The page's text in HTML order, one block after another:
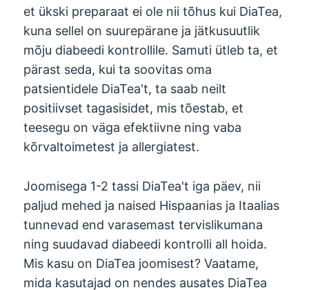
et ükski preparaat ei ole nii tõhus kui DiaTea,
kuna sellel on suurepärane ja jätkusuutlik
mõju diabeedi kontrollile. Samuti ütleb ta, et
pärast seda, kui ta soovitas oma
patsientidele DiaTea't, ta saab neilt
positiivset tagasisidet, mis tõestab, et
teesegu on väga efektiivne ning vaba
kõrvaltoimetest ja allergiatest.
Joomisega 1-2 tassi DiaTea't iga päev, nii
paljud mehed ja naised Hispaanias ja Itaalias
tunnevad end varasemast tervislikumana
ning suudavad diabeedi kontrolli all hoida.
Mis kasu on DiaTea joomisest? Vaatame,
mida kasutajad on nendes ausates DiaTea